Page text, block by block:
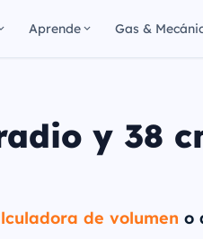
Aprende Gas &
y 38
de volumen o